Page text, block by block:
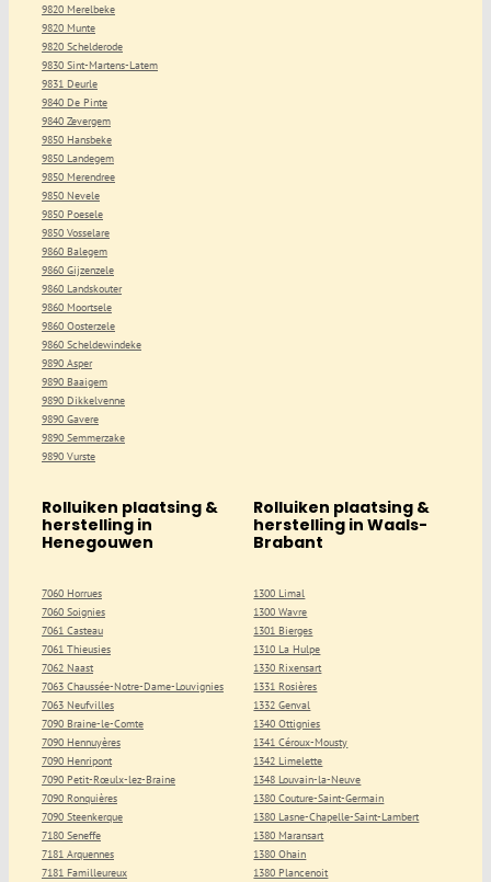
9820 Merelbeke
9820 Munte
9820 Schelderode
9830 Sint-Martens-Latem
9831 Deurle
9840 De Pinte
9840 Zevergem
9850 Hansbeke
9850 Landegem
9850 Merendree
9850 Nevele
9850 Poesele
9850 Vosselare
9860 Balegem
9860 Gijzenzele
9860 Landskouter
9860 Moortsele
9860 Oosterzele
9860 Scheldewindeke
9890 Asper
9890 Baaigem
9890 Dikkelvenne
9890 Gavere
9890 Semmerzake
9890 Vurste
Rolluiken plaatsing &
herstelling in
Henegouwen
7060 Horrues
7060 Soignies
7061 Casteau
7061 Thieusies
7062 Naast
7063 Chaussée-Notre-Dame-Louvignies
7063 Neufvilles
7090 Braine-le-Comte
7090 Hennuyères
7090 Henripont
7090 Petit-Rœulx-lez-Braine
7090 Ronquières
7090 Steenkerque
7180 Seneffe
7181 Arquennes
7181 Familleureux
Rolluiken plaatsing &
herstelling in Waals-
Brabant
1300 Limal
1300 Wavre
1301 Bierges
1310 La Hulpe
1330 Rixensart
1331 Rosières
1332 Genval
1340 Ottignies
1341 Céroux-Mousty
1342 Limelette
1348 Louvain-la-Neuve
1380 Couture-Saint-Germain
1380 Lasne-Chapelle-Saint-Lambert
1380 Maransart
1380 Ohain
1380 Plancenoit